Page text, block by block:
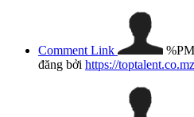
Comment Link
đăng bởi https://